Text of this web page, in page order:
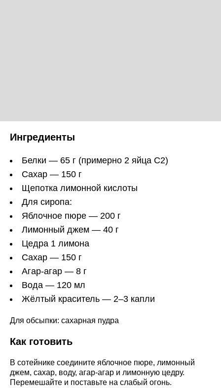
Ингредиенты
Белки — 65 г (примерно 2 яйца С2)
Сахар — 150 г
Щепотка лимонной кислоты
Для сиропа:
Яблочное пюре — 200 г
Лимонный джем — 40 г
Цедра 1 лимона
Сахар — 150 г
Агар-агар — 8 г
Вода — 120 мл
Жёлтый краситель — 2–3 капли
Для обсыпки: сахарная пудра
Как готовить
В сотейнике соедините яблочное пюре, лимонный
джем, сахар, воду, агар-агар и лимонную цедру.
Перемешайте и поставьте на слабый огонь.